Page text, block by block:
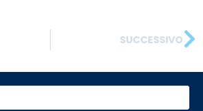
SUCCESSIVO